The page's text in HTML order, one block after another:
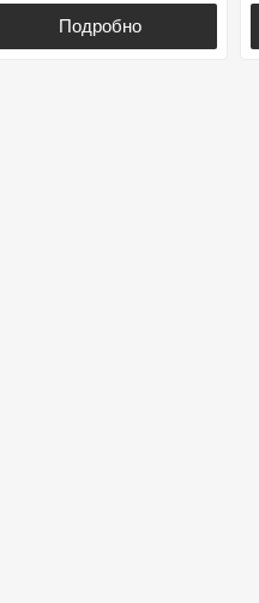
Подробно